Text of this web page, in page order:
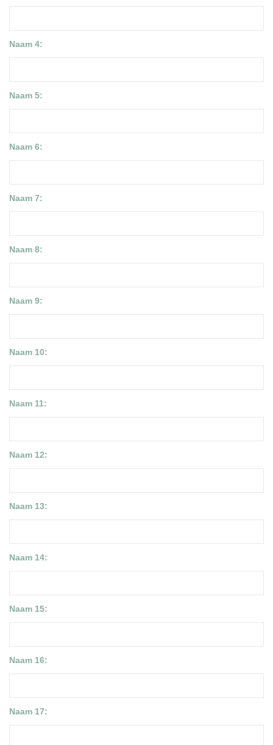
Naam 4:
Naam 5:
Naam 6:
Naam 7:
Naam 8:
Naam 9:
Naam 10:
Naam 11:
Naam 12:
Naam 13:
Naam 14:
Naam 15:
Naam 16:
Naam 17: